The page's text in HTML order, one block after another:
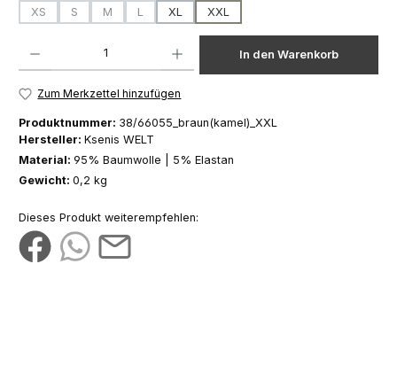
XS
(Diese Option ist zurzeit nicht verfügbar.)
S
(Diese Option ist zurzeit nicht verfügbar.)
M
(Diese Option ist zurzeit nicht verfügbar.)
L
(Diese Option ist zurzeit nicht verfügbar.)
XL XXL
In den Warenkorb
Zum Merkzettel hinzufügen
Produktnummer: 38/66055_braun(kamel)_XXL
Hersteller: Ksenis WELT
Material: 95% Baumwolle | 5% Elastan
Gewicht: 0,2 kg
Dieses Produkt weiterempfehlen: